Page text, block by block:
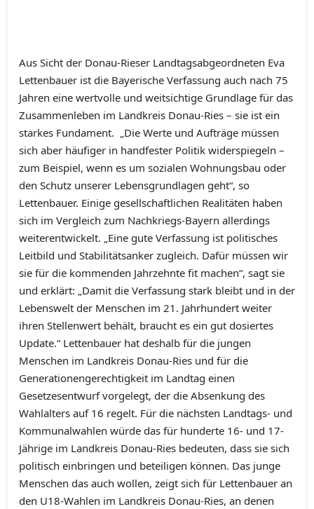
Aus Sicht der Donau-Rieser Landtagsabgeordneten Eva
Lettenbauer ist die Bayerische Verfassung auch nach 75
Jahren eine wertvolle und weitsichtige Grundlage für das
Zusammenleben im Landkreis Donau-Ries – sie ist ein
starkes Fundament. „Die Werte und Aufträge müssen
sich aber häufiger in handfester Politik widerspiegeln –
zum Beispiel, wenn es um sozialen Wohnungsbau oder
den Schutz unserer Lebensgrundlagen geht“, so
Lettenbauer. Einige gesellschaftlichen Realitäten haben
sich im Vergleich zum Nachkriegs-Bayern allerdings
weiterentwickelt. „Eine gute Verfassung ist politisches
Leitbild und Stabilitätsanker zugleich. Dafür müssen wir
sie für die kommenden Jahrzehnte fit machen“, sagt sie
und erklärt: „Damit die Verfassung stark bleibt und in der
Lebenswelt der Menschen im 21. Jahrhundert weiter
ihren Stellenwert behält, braucht es ein gut dosiertes
Update.“ Lettenbauer hat deshalb für die jungen
Menschen im Landkreis Donau-Ries und für die
Generationengerechtigkeit im Landtag einen
Gesetzesentwurf vorgelegt, der die Absenkung des
Wahlalters auf 16 regelt. Für die nächsten Landtags- und
Kommunalwahlen würde das für hunderte 16- und 17-
Jährige im Landkreis Donau-Ries bedeuten, dass sie sich
politisch einbringen und beteiligen können. Das junge
Menschen das auch wollen, zeigt sich für Lettenbauer an
den U18-Wahlen im Landkreis Donau-Ries, an denen